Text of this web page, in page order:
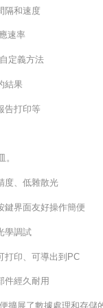
隔和速度
速率
定義方法
結果
告打印等
度、低雜散光
鍵界面友好操作簡便
學調試
打印、可導出到PC
件經久耐用
擴展了數據處理和存儲